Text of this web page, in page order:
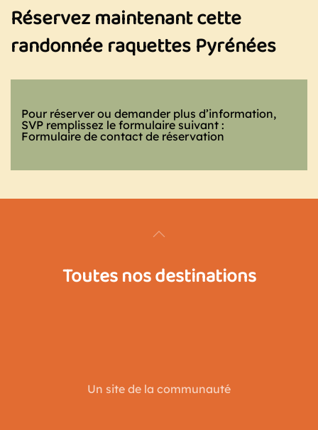
Réservez maintenant cette
randonnée raquettes Pyrénées
Pour réserver ou demander plus d’information,
SVP remplissez le formulaire suivant :
Formulaire de contact de réservation
Toutes nos destinations
Un site de la communauté